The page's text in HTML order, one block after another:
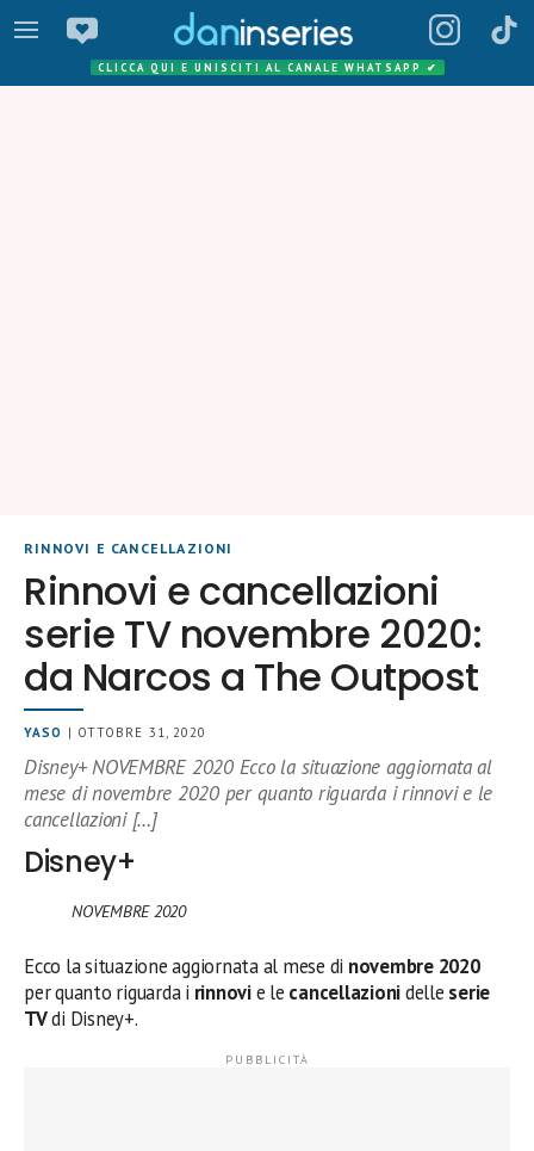
CLICCA QUI E UNISCITI AL CANALE WHATSAPP ✔
RINNOVI E CANCELLAZIONI
Rinnovi e cancellazioni
serie TV novembre 2020:
da Narcos a The Outpost
YASO | OTTOBRE 31, 2020
Disney+ NOVEMBRE 2020 Ecco la situazione aggiornata al
mese di novembre 2020 per quanto riguarda i rinnovi e le
cancellazioni […]
Disney+
NOVEMBRE 2020
Ecco la situazione aggiornata al mese di novembre 2020
per quanto riguarda i rinnovie le cancellazionidelle serie
TVdi Disney+.